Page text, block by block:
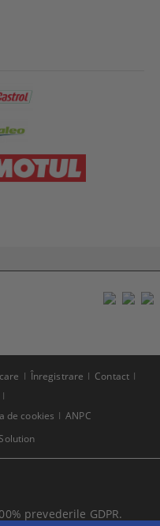
Înregistrare
Contact
de cookies ANPC
prevederile GDPR.